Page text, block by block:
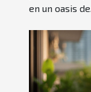
en un oasis de...